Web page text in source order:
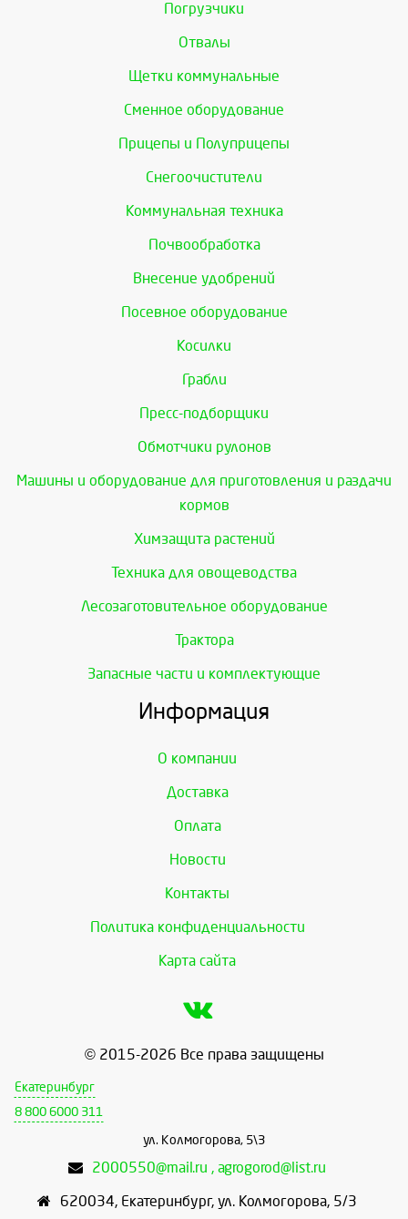
Погрузчики
Отвалы
Щетки коммунальные
Сменное оборудование
Прицепы и Полуприцепы
Снегоочистители
Коммунальная техника
Почвообработка
Внесение удобрений
Посевное оборудование
Косилки
Грабли
Пресс-подборщики
Обмотчики рулонов
Машины и оборудование для приготовления и раздачи
кормов
Химзащита растений
Техника для овощеводства
Лесозаготовительное оборудование
Трактора
Запасные части и комплектующие
Информация
О компании
Доставка
Оплата
Новости
Контакты
Политика конфиденциальности
Карта сайта
© 2015-2026 Все права защищены
Екатеринбург
8 800 6000 311
ул. Колмогорова, 5\3
2000550@mail.ru , agrogorod@list.ru
620034, Екатеринбург, ул. Колмогорова, 5/3